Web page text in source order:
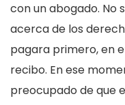
con un abogado. No
acerca de los
pagara primero, en
recibo. En ese
preocupado de que